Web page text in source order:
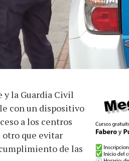
y la Guardia Civil
con un dispositivo
a los centros
otro que evitar
de las